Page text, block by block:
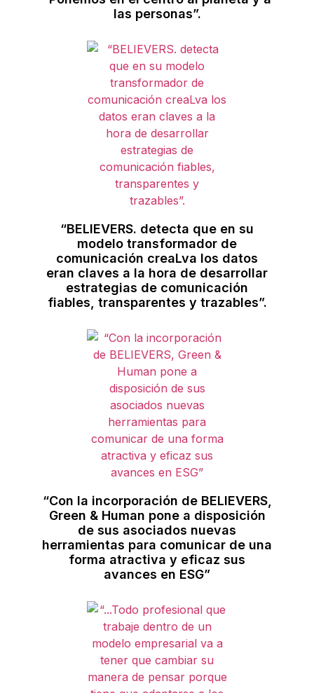
las personas”.
“BELIEVERS. detecta que en su
modelo transformador de
comunicación creaLva los datos
eran claves a la hora de desarrollar
estrategias de comunicación
fiables, transparentes y trazables”.
“Con la incorporación de BELIEVERS,
Green & Human pone a disposición
de sus asociados nuevas
herramientas para comunicar de una
forma atractiva y eficaz sus
avances en ESG”